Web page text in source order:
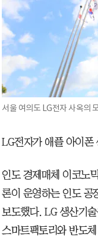
서울 여의도 LG전자 사옥의
LG전자가 애플 아이폰
인도 경제매체 이코노
론이 운영하는 인도 공
보도했다. LG 생산기
스마트팩토리와 반도